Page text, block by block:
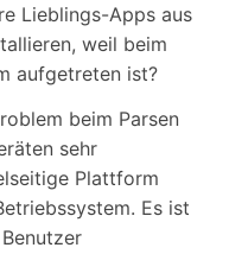
Lieblings-Apps aus
weil beim
aufgetreten ist?
beim Parsen
sehr
Plattform
Es ist